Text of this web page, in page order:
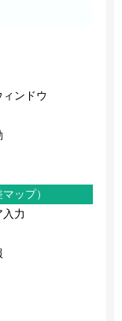
ンドウ
ップ）
力